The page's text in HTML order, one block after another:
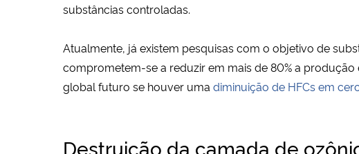
substâncias controladas.
Atualmente, já existem pesquisas com o objetivo de
comprometem-se a reduzir em mais de 80% a
global futuro se houver uma diminuição de HFCs em
Destruição da camada de